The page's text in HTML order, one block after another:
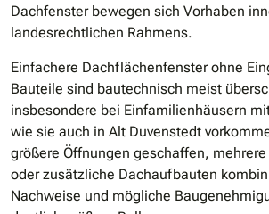
Dachfenster bewegen sich Vorhaben
landesrechtlichen Rahmens.
Einfachere Dachflächenfenster ohne
Bauteile sind bautechnisch meist
insbesondere bei Einfamilienhäusern
wie sie auch in Alt Duvenstedt
größere Öffnungen geschaffen,
oder zusätzliche Dachaufbauten
Nachweise und mögliche